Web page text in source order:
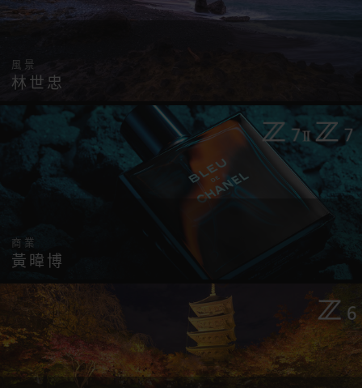
風景
林世忠
商業
黃暐博